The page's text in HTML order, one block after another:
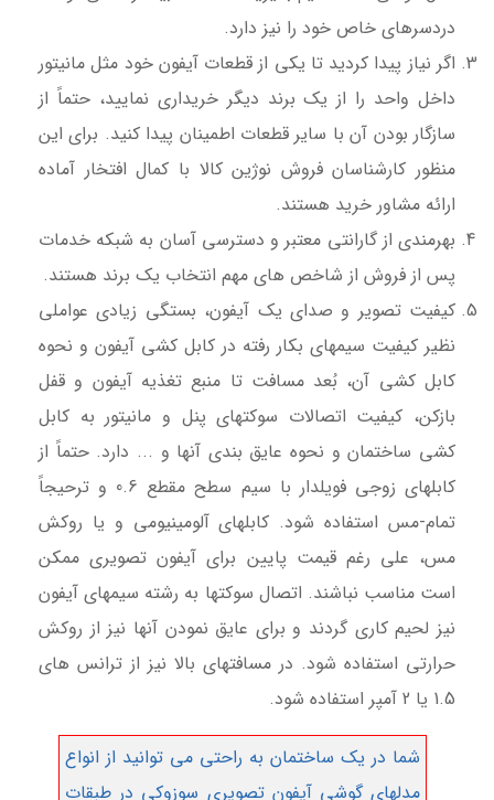
دردسرهای خاص خود را نیز دارد.
اگر نیاز پیدا کردید تا یکی از قطعات آیفون خود مثل مانیتور
داخل واحد را از یک برند دیگر خریداری نمایید، حتماً از
سازگار بودن آن با سایر قطعات اطمینان پیدا کنید. برای این
منظور کارشناسان فروش نوژین کالا با کمال افتخار آماده
ارائه مشاور خرید هستند.
بهرمندی از گارانتی معتبر و دسترسی آسان به شبکه خدمات
پس از فروش از شاخص های مهم انتخاب یک برند هستند.
کیفیت تصویر و صدای یک آیفون، بستگی زیادی عواملی
نظیر کیفیت سیمهای بکار رفته در کابل کشی آیفون و نحوه
کابل کشی آن، بُعد مسافت تا منبع تغذیه آیفون و قفل
بازکن، کیفیت اتصالات سوکتهای پنل و مانیتور به کابل
کشی ساختمان و نحوه عایق بندی آنها و ... دارد. حتماً از
کابلهای زوجی فویلدار با سیم سطح مقطع 0.6 و ترحیجاً
تمام-مس استفاده شود. کابلهای آلومینیومی و یا روکش
مس، علی رغم قیمت پایین برای آیفون تصویری ممکن
است مناسب نباشند. اتصال سوکتها به رشته سیمهای آیفون
نیز لحیم کاری گردند و برای عایق نمودن آنها نیز از روکش
حرارتی استفاده شود. در مسافتهای بالا نیز از ترانس های
1.5 یا 2 آمپر استفاده شود.
شما در یک ساختمان به راحتی می توانید از انواع
مدلهای گوشی آیفون تصویری سوزوکی در طبقات